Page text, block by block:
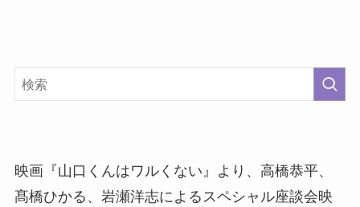
映画『山口くんはワルくない』より、高橋恭平、
髙橋ひかる、岩瀬洋志によるスペシャル座談会映